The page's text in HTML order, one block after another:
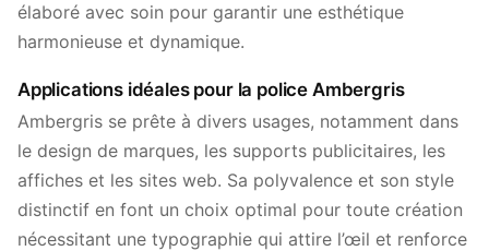
élaboré avec soin pour garantir une esthétique
harmonieuse et dynamique.
Applications idéales pour la police Ambergris
Ambergris se prête à divers usages, notamment dans
le design de marques, les supports publicitaires, les
affiches et les sites web. Sa polyvalence et son style
distinctif en font un choix optimal pour toute création
nécessitant une typographie qui attire l’œil et renforce